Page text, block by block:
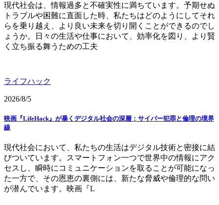
現代社会は、情報過多と不確実性に満ちています。予期せぬ
トラブルや困難に直面した時、私たちはどのようにしてそれ
らを乗り越え、より良い未来を切り開くことができるのでし
ょうか。日々の生活や仕事において、効率化を図り、より賢
く立ち振る舞うための工夫
ライフハック
2026/8/5
映画『LifeHack』が暴くデジタル社会の深層：サイバー犯罪と倫理の境界
線
現代社会において、私たちの生活はデジタル技術と密接に結
びついています。スマートフォン一つで世界中の情報にアク
セスし、瞬時にコミュニケーションを取ることが可能になっ
た一方で、その恩恵の裏側には、新たな脅威や倫理的な問い
が潜んでいます。映画『L